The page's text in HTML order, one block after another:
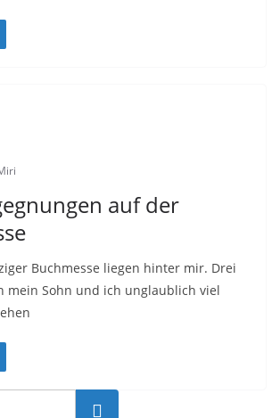
auf der
Buchmesse liegen hinter mir. Drei
mein Sohn und ich unglaublich viel
Suchen